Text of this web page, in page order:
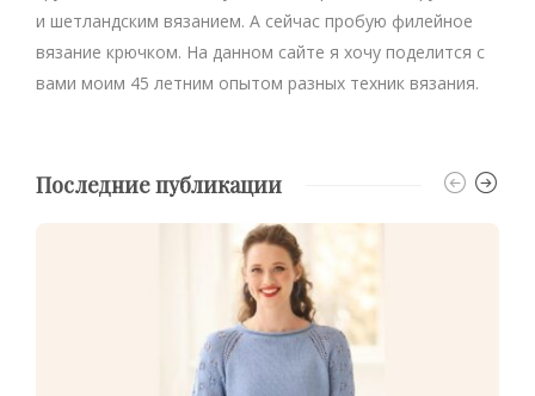
и шетландским вязанием. А сейчас пробую филейное
вязание крючком. На данном сайте я хочу поделится с
вами моим 45 летним опытом разных техник вязания.
Последние публикации